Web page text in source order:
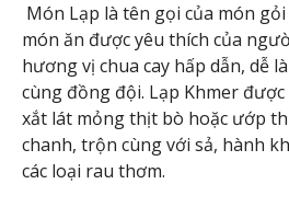
Món Lạp là tên gọi của món
món ăn được yêu thích của
hương vị chua cay hấp dẫn, dễ
cùng đồng đội. Lạp Khmer được
xắt lát mỏng thịt bò hoặc ướp
chanh, trộn cùng với sả, hành
các loại rau thơm.